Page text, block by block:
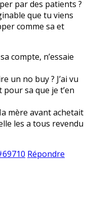
par des patients ?
que tu viens
comme sa et
compte, n’essaie
un no buy ? J’ai vu
pour sa que je t’en
mère avant achetait
les a tous revendu
Répondre